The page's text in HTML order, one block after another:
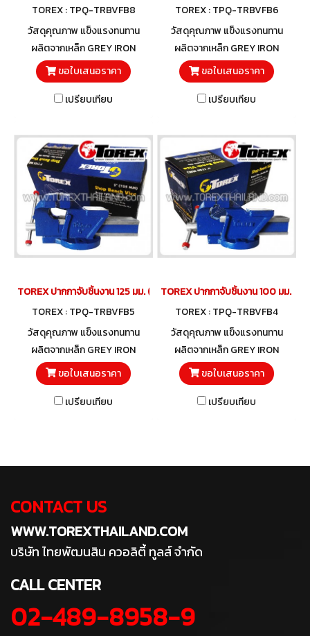
TOREX : TPQ-TRBVFB8
วัสดุคุณภาพ แข็งแรงทนทาน
ผลิตจากเหล็ก GREY IRON
ขอใบเสนอราคา
เปรียบเทียบ
TOREX : TPQ-TRBVFB6
วัสดุคุณภาพ แข็งแรงทนทาน
ผลิตจากเหล็ก GREY IRON
ขอใบเสนอราคา
เปรียบเทียบ
TOREX ปากกาจับชิ้นงาน 125 มม. (5")
TOREX : TPQ-TRBVFB5
วัสดุคุณภาพ แข็งแรงทนทาน
ผลิตจากเหล็ก GREY IRON
ขอใบเสนอราคา
เปรียบเทียบ
TOREX ปากกาจับชิ้นงาน 100 มม. (4")
TOREX : TPQ-TRBVFB4
วัสดุคุณภาพ แข็งแรงทนทาน
ผลิตจากเหล็ก GREY IRON
ขอใบเสนอราคา
เปรียบเทียบ
CONTACT US
WWW.TOREXTHAILAND.COM
บริษัท ไทยพัฒนสิน ควอลิตี้ ทูลส์ จำกัด
CALL CENTER
02-489-8958-9